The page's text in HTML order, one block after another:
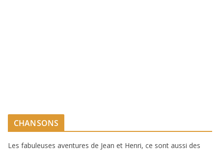
CHANSONS
Les fabuleuses aventures de Jean et Henri, ce sont aussi des